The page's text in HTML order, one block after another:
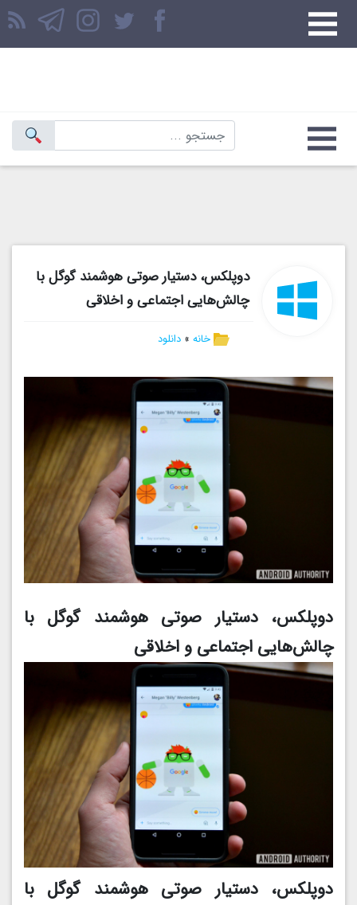
دوپلکس، دستیار صوتی هوشمند گوگل با
چالش‌هایی اجتماعی و اخلاقی
خانه» دانلود
دوپلکس، دستیار صوتی هوشمند گوگل با
چالش‌هایی اجتماعی و اخلاقی
دوپلکس، دستیار صوتی هوشمند گوگل با